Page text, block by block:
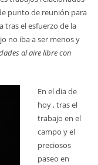
punto de reunión para
tras el esfuerzo de la
no iba a ser menos y
al aire libre con
En el dia de
hoy , tras el
trabajo en el
campo y el
preciosos
paseo en